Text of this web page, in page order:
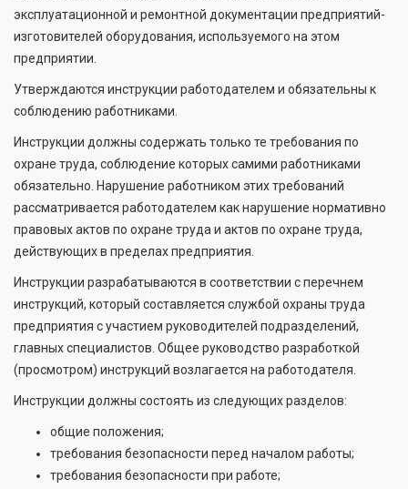
эксплуатационной и ремонтной документации предприятий-
изготовителей оборудования, используемого на этом
предприятии.
Утверждаются инструкции работодателем и обязательны к
соблюдению работниками.
Инструкции должны содержать только те требования по
охране труда, соблюдение которых самими работниками
обязательно. Нарушение работником этих требований
рассматривается работодателем как нарушение нормативно
правовых актов по охране труда и актов по охране труда,
действующих в пределах предприятия.
Инструкции разрабатываются в соответствии с перечнем
инструкций, который составляется службой охраны труда
предприятия с участием руководителей подразделений,
главных специалистов. Общее руководство разработкой
(просмотром) инструкций возлагается на работодателя.
Инструкции должны состоять из следующих разделов:
общие положения;
требования безопасности перед началом работы;
требования безопасности при работе;